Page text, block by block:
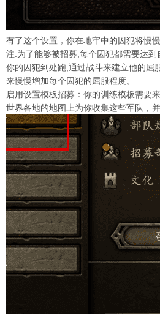
有了这个设置，你在地牢中的囚犯将慢
注:为了能够被招募,每个囚犯都需要达
你的囚犯到处跑,通过战斗来建立他的屈
来慢慢增加每个囚犯的屈服程度。
启用设置模板招募：你的训练模板需要
世界各地的地图上为你收集这些军队，